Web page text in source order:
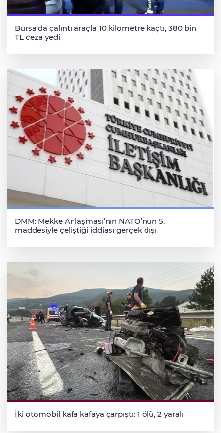
Bursa'da çalıntı araçla 10 kilometre kaçtı, 380 bin
TL ceza yedi
DMM: Mekke Anlaşması’nın NATO’nun 5.
maddesiyle çeliştiği iddiası gerçek dışı
İki otomobil kafa kafaya çarpıştı: 1 ölü, 2 yaralı